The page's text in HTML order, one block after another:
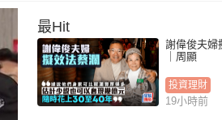
最Hit
謝偉俊夫婦
｜周顯
投資理財
19小時前